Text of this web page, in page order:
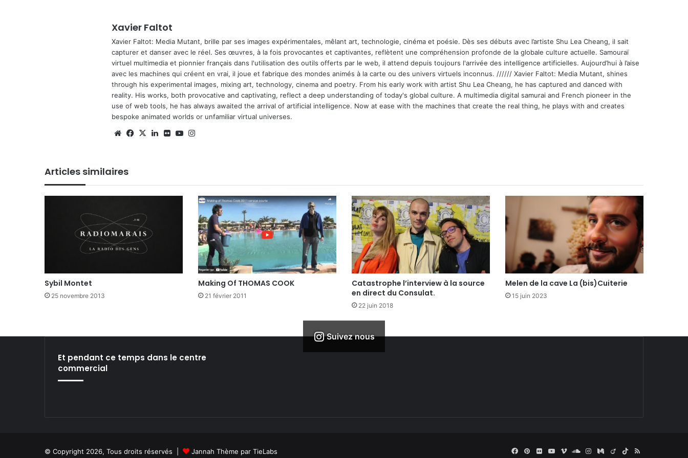
Xavier Faltot
Xavier Faltot: Media Mutant, brille par ses images expérimentales, mêlant art, technologie, cinéma et poésie. Dès ses débuts avec l’artiste Shu Lea Cheang, il sait
capturer et danser avec le réel. Ses œuvres, à la fois provocantes et captivantes, reflètent une compréhension profonde de la globale culture actuelle. Samouraï
virtuel multimedia et pionnier français dans l'utilisation des outils offerts par le web, il attend depuis toujours l'arrivée des intelligence artificielles. Aujourd’hui à l’aise
avec les machines qui créent en vrai, il joue et fabrique des mondes animés à la carte ou des univers virtuels inconnus. ////// Xavier Faltot: Media Mutant, shines
through his experimental images, mixing art, technology, cinema and poetry. From his early work with artist Shu Lea Cheang, he has captured and danced with
reality. His works, both provocative and captivating, reflect a deep understanding of today's global culture. A multimedia digital samurai and French pioneer in the
use of web tools, he has always awaited the arrival of artificial intelligence. Now at ease with the machines that create the real thing, he plays with and creates
bespoke animated worlds or unfamiliar virtual universes.
WebsiteFacebook
X Linkedin
FlickrYouTube
Articles similaires
Sybil Montet
25 novembre 2013
Making Of THOMAS COOK
21 février 2011
Catastrophe l’interview à la source
en direct du Consulat.
22 juin 2018
Melen de la cave La (bis)Cuiterie
15 juin 2023
Suivez nous
Et pendant ce temps dans le centre
commercial
© Copyright 2026, Tous droits réservés | Jannah Thème par TieLabs Facebook
Pinterest
FlickrYouTube
VimeoSoundCloud
Instagram
Medium
ViadeoTikTokRSS